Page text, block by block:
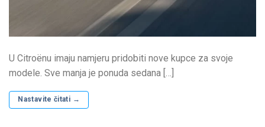
U Citroënu imaju namjeru pridobiti nove kupce za svoje
modele. Sve manja je ponuda sedana […]
Nastavite čitati →